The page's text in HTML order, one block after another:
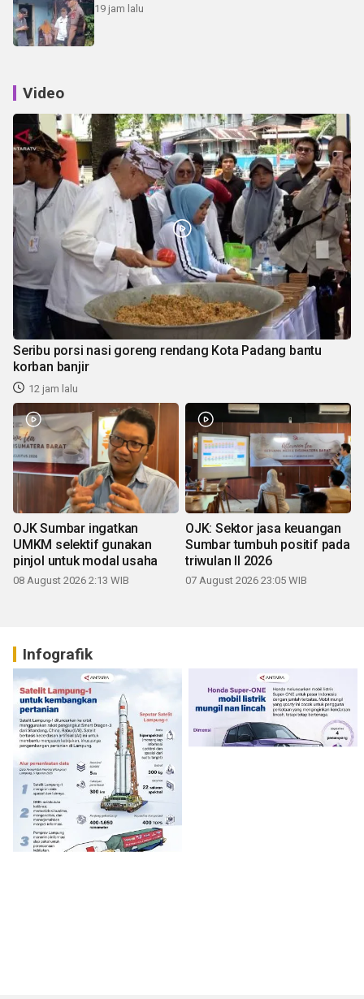
19 jam lalu
Video
Seribu porsi nasi goreng rendang Kota Padang bantu
korban banjir
12 jam lalu
OJK Sumbar ingatkan
UMKM selektif gunakan
pinjol untuk modal usaha
08 August 2026 2:13 WIB
OJK: Sektor jasa keuangan
Sumbar tumbuh positif pada
triwulan II 2026
07 August 2026 23:05 WIB
Infografik